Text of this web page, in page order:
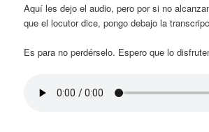
Aquí les dejo el audio, pero por si no
que el locutor dice, pongo debajo la
Es para no perdérselo. Espero que lo